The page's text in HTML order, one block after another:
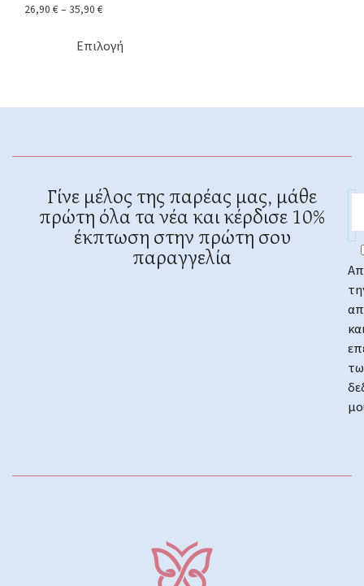
26,90 € – 35,90 €
Επιλογή
Γίνε μέλος της παρέας μας, μάθε
πρώτη όλα τα νέα και κέρδισε 10%
έκπτωση στην πρώτη σου
παραγγελία